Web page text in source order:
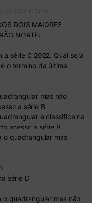
DOIS MAIORES
NORTE:
a série C 2022. Qual será
o término da última
mas não
a série B
e classifica na
acesso a série B
o quadrangular mas
série D
o quadrangular mas não